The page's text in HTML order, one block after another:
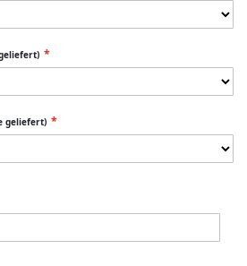
geliefert)